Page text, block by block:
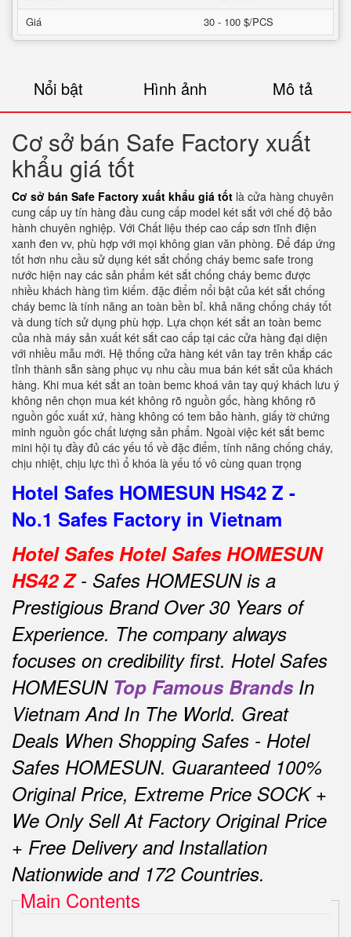
Giá
30 - 100 $/PCS
Nổi bật Hình ảnh Mô tả
Cơ sở bán Safe Factory xuất
khẩu giá tốt
Cơ sở bán Safe Factory xuất khẩu giá tốt là cửa hàng chuyên
cung cấp uy tín hàng đầu cung cấp model két sắt với chế độ bảo
hành chuyên nghiệp. Với Chất liệu thép cao cấp sơn tĩnh điện
xanh đen vv, phù hợp với mọi không gian văn phòng. Để đáp ứng
tốt hơn nhu cầu sử dụng két sắt chống cháy bemc safe trong
nước hiện nay các sản phẩm két sắt chống cháy bemc được
nhiều khách hàng tìm kiếm. đặc điểm nổi bật của két sắt chống
cháy bemc là tính năng an toàn bền bỉ. khả năng chống cháy tốt
và dung tích sử dụng phù hợp. Lựa chọn két sắt an toàn bemc
của nhà máy sản xuất két sắt cao cấp tại các cửa hàng đại diện
với nhiều mẫu mới. Hệ thống cửa hàng két vân tay trên khắp các
tỉnh thành sẵn sàng phục vụ nhu cầu mua bán két sắt của khách
hàng. Khi mua két sắt an toàn bemc khoá vân tay quý khách lưu ý
không nên chọn mua két không rõ nguồn gốc, hàng không rõ
nguồn gốc xuất xứ, hàng không có tem bảo hành, giấy tờ chứng
minh nguồn gốc chất lượng sản phẩm. Ngoài việc két sắt bemc
mini hội tụ đầy đủ các yếu tố về đặc điểm, tính năng chống cháy,
chịu nhiệt, chịu lực thì ổ khóa là yếu tố vô cùng quan trọng
Hotel Safes HOMESUN HS42 Z -
No.1 Safes Factory in Vietnam
Hotel Safes Hotel Safes HOMESUN
HS42 Z- Safes HOMESUN is a
Prestigious Brand Over 30 Years of
Experience. The company always
focuses on credibility first. Hotel Safes
HOMESUN Top Famous Brands In
Vietnam And In The World. Great
Deals When Shopping Safes - Hotel
Safes HOMESUN. Guaranteed 100%
Original Price, Extreme Price SOCK +
We Only Sell At Factory Original Price
+ Free Delivery and Installation
Nationwide and 172 Countries.
Main Contents